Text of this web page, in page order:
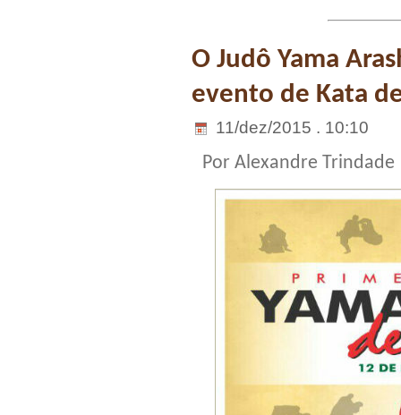
O Judô Yama
evento de Kata
11/dez/2015 . 10:10
Por Alexandre Trindade